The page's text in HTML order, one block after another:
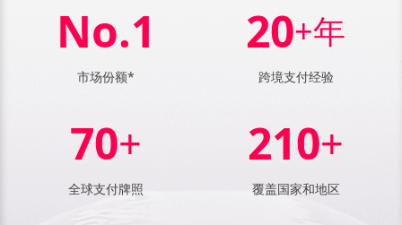
1
No.
市场份额*
20+年
跨境支付经验
70+
全球支付牌照
210+
覆盖国家和地区